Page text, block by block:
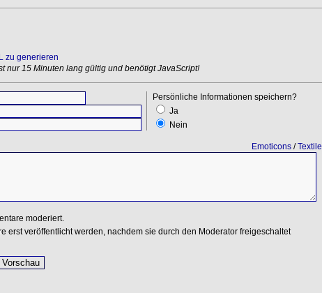
zu generieren
nur 15 Minuten lang gültig und benötigt JavaScript!
Persönliche Informationen speichern?
Ja
Nein
Emoticons/Textile
moderiert.
erst veröffentlicht werden, nachdem sie durch den Moderator freigeschaltet